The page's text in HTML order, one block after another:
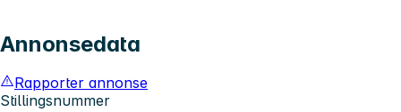
Annonsedata
Rapporter annonse
Stillingsnummer